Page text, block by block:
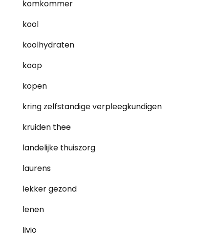
komkommer
kool
koolhydraten
koop
kopen
kring zelfstandige verpleegkundigen
kruiden thee
landelijke thuiszorg
laurens
lekker gezond
lenen
livio